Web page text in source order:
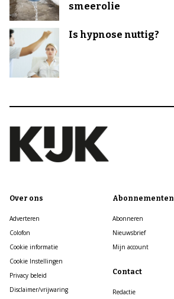
smeerolie
Is hypnose nuttig?
Over ons
Adverteren
Colofon
Cookie informatie
Cookie Instellingen
Privacy beleid
Disclaimer/vrijwaring
Abonnementen
Abonneren
Nieuwsbrief
Mijn account
Contact
Redactie